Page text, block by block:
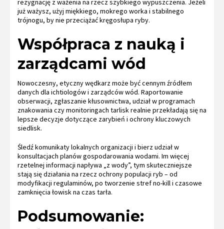
rezygnację z ważenia na rzecz szybkiego wypuszczenia. Jeżeli
już ważysz, użyj miękkiego, mokrego worka i stabilnego
trójnogu, by nie przeciążać kręgosłupa ryby.
Współpraca z nauką i
zarządcami wód
Nowoczesny, etyczny wędkarz może być cennym źródłem
danych dla ichtiologów i zarządców wód. Raportowanie
obserwacji, zgłaszanie kłusownictwa, udział w programach
znakowania czy monitoringach tarlisk realnie przekładają się na
lepsze decyzje dotyczące zarybień i ochrony kluczowych
siedlisk.
Śledź komunikaty lokalnych organizacji i bierz udział w
konsultacjach planów gospodarowania wodami. Im więcej
rzetelnej informacji napływa „z wody”, tym skuteczniejsze
stają się działania na rzecz ochrony populacji ryb – od
modyfikacji regulaminów, po tworzenie stref no-kill i czasowe
zamknięcia łowisk na czas tarła.
Podsumowanie: